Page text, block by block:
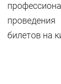
билетов на